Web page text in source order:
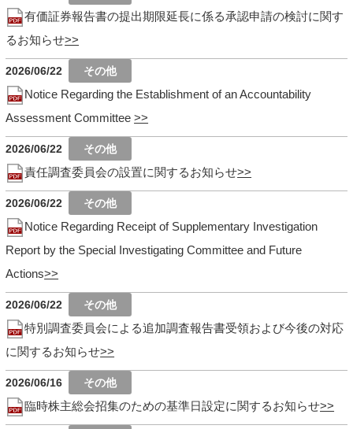
有価証券報告書の提出期限延長に係る承認申請の検討に関す
るお知らせ
2026/06/22
Notice Regarding the Establishment of an Accountability
Assessment Committee
2026/06/22
責任調査委員会の設置に関するお知らせ
2026/06/22
Notice Regarding Receipt of Supplementary Investigation
Report by the Special Investigating Committee and Future
Actions
2026/06/22
特別調査委員会による追加調査報告書受領および今後の対応
に関するお知らせ
2026/06/16
臨時株主総会招集のための基準日設定に関するお知らせ